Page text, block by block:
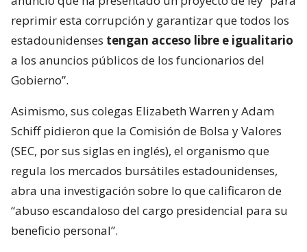
reprimir esta corrupción y garantizar que todos los
estadounidenses tengan acceso libre e igualitario
a los anuncios públicos de los funcionarios del
Gobierno”.
Asimismo, sus colegas Elizabeth Warren y Adam
Schiff pidieron que la Comisión de Bolsa y Valores
(SEC, por sus siglas en inglés), el organismo que
regula los mercados bursátiles estadounidenses,
abra una investigación sobre lo que calificaron de
“abuso escandaloso del cargo presidencial para su
beneficio personal”.